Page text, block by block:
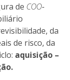
de COO-
da
de risco, da
aquisição –